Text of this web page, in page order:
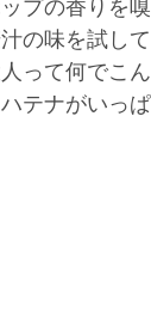
プの香りを
の味を試し
って何でこ
テナがいっぱ